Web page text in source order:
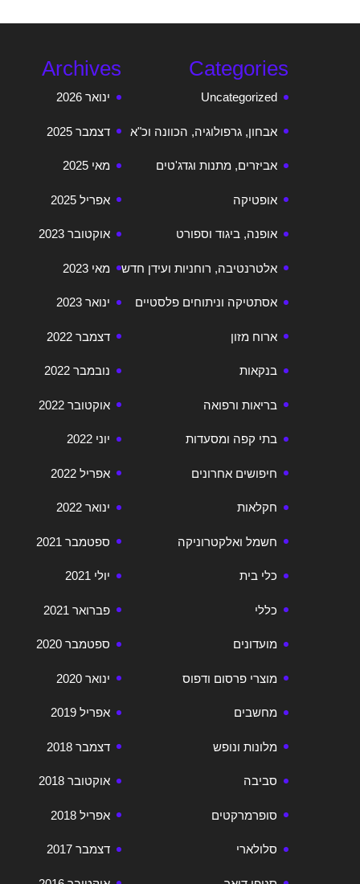
Archives
ינואר 2026
דצמבר 2025
מאי 2025
אפריל 2025
אוקטובר 2023
מאי 2023
ינואר 2023
דצמבר 2022
נובמבר 2022
אוקטובר 2022
יוני 2022
אפריל 2022
ינואר 2022
ספטמבר 2021
יולי 2021
פברואר 2021
ספטמבר 2020
ינואר 2020
אפריל 2019
דצמבר 2018
אוקטובר 2018
אפריל 2018
דצמבר 2017
Categories
Uncategorized
אבחון, גרפולוגיה, הכוונה וכ"א
אביזרים, מתנות וגדג'טים
אופטיקה
אופנה, ביגוד וספורט
אלטרנטיבה, רוחניות ועידן חדש
אסתטיקה וניתוחים פלסטיים
ארוח מזון
בנקאות
בריאות ורפואה
בתי קפה ומסעדות
חיפושים אחרונים
חקלאות
חשמל ואלקטרוניקה
כלי בית
כללי
מועדונים
מוצרי פרסום ודפוס
מחשבים
מלונות ונופש
סביבה
סופרמרקטים
סלולארי